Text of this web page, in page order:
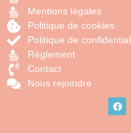
Mentions légales
Politique de cookies
Politique de
Règlement
Contact
Nous rejoindre